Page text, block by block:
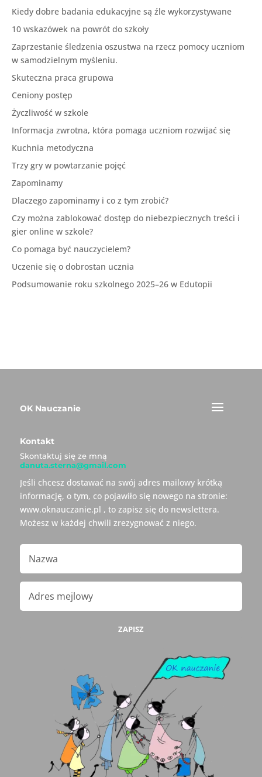
Kiedy dobre badania edukacyjne są źle wykorzystywane
10 wskazówek na powrót do szkoły
Zaprzestanie śledzenia oszustwa na rzecz pomocy uczniom
w samodzielnym myśleniu.
Skuteczna praca grupowa
Ceniony postęp
Życzliwość w szkole
Informacja zwrotna, która pomaga uczniom rozwijać się
Kuchnia metodyczna
Trzy gry w powtarzanie pojęć
Zapominamy
Dlaczego zapominamy i co z tym zrobić?
Czy można zablokować dostęp do niebezpiecznych treści i
gier online w szkole?
Co pomaga być nauczycielem?
Uczenie się o dobrostan ucznia
Podsumowanie roku szkolnego 2025–26 w Edutopii
OK Nauczanie
Kontakt
Skontaktuj się ze mną
danuta.sterna@gmail.com
Jeśli chcesz dostawać na swój adres mailowy krótką
informację, o tym, co pojawiło się nowego na stronie:
www.oknauczanie.pl , to zapisz się do newslettera.
Możesz w każdej chwili zrezygnować z niego.
ZAPISZ